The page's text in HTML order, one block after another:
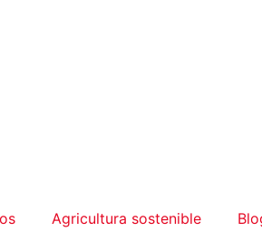
Agricultura sostenible